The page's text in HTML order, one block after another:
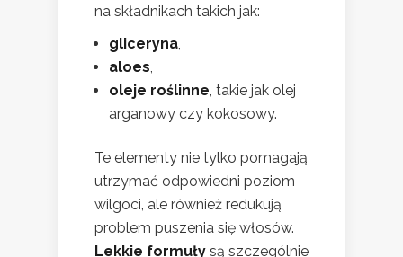
na składnikach takich jak:
gliceryna
aloes
oleje roślinne , takie jak olej
arganowy czy kokosowy.
Te elementy nie tylko pomagają
utrzymać odpowiedni poziom
wilgoci, ale również redukują
problem puszenia się włosów.
Lekkie formuły są szczególnie